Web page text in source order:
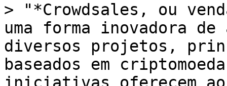
> "*Crowdsales, ou
uma forma inovadora
diversos projetos,
baseados em